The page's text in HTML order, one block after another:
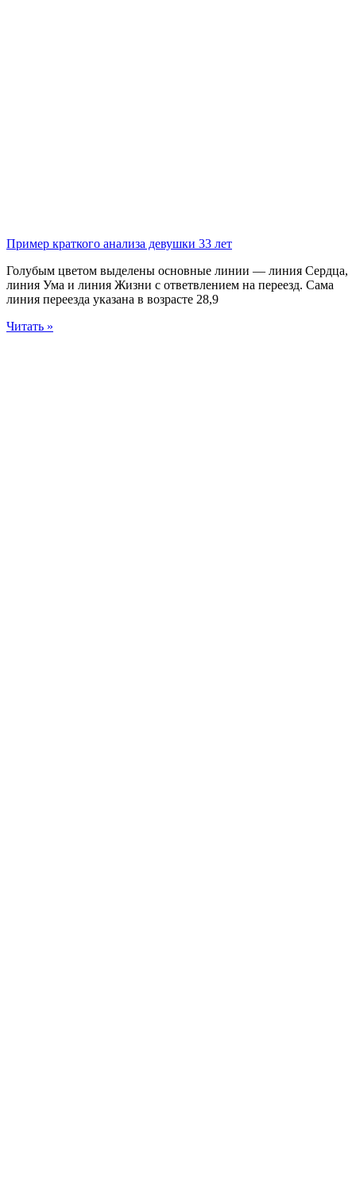
Пример краткого анализа девушки 33 лет
Голубым цветом выделены основные линии — линия Сердца,
линия Ума и линия Жизни с ответвлением на переезд. Сама
линия переезда указана в возрасте 28,9
Читать »